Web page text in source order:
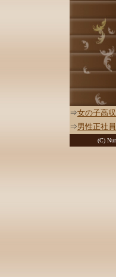
⇒女の子高
⇒男性正社
(C)